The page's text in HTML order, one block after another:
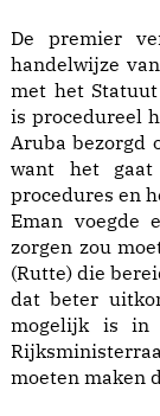
De premier
handelwijze
met het
is procedureel
Aruba bezorgd
want het
procedures en
Eman voegde
zorgen zou
(Rutte) die
dat beter
mogelijk is in
moeten maken